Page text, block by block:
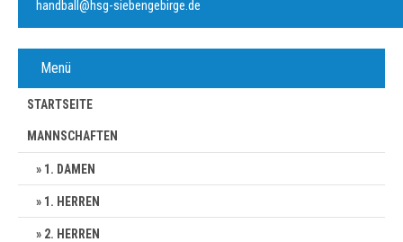
handball@hsg-siebengebirge.de
Menü
STARTSEITE
MANNSCHAFTEN
1. DAMEN
1. HERREN
2. HERREN